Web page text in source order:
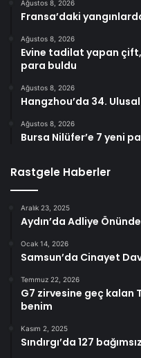
Ağustos 8, 2026
Fransa’daki
Ağustos 8, 2026
Evine tadilat yapan
para buldu
Ağustos 8, 2026
Hangzhou’da 34.
Ağustos 8, 2026
Bursa Nilüfer’e 7 yeni
Rastgele Haberler
Aralık 23, 2025
Aydın’da Adliye
Ocak 14, 2026
Samsun’da Cinayet
Temmuz 22, 2026
G7 zirvesine geç kalan
benim
Kasım 2, 2025
Sındırgı’da 127